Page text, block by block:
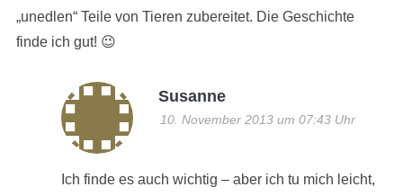
„unedlen“ Teile von Tieren zubereitet. Die Geschichte
finde ich gut! 😉
Susanne
10. November 2013 um 07:43 Uhr
Ich finde es auch wichtig – aber ich tu mich leicht,